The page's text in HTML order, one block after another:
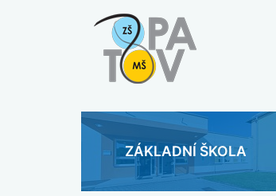
ZÁKLADNÍ ŠKOLA